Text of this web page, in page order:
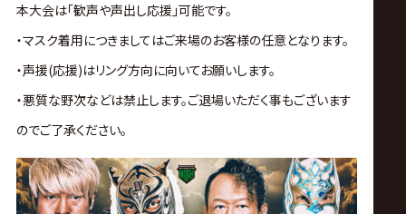
本大会は｢歓声や声出し応援｣可能です。
・マスク着用につきましてはご来場のお客様の任意となります。
・声援(応援)はリング方向に向いてお願いします。
・悪質な野次などは禁止します。ご退場いただく事もございます
のでご了承ください。